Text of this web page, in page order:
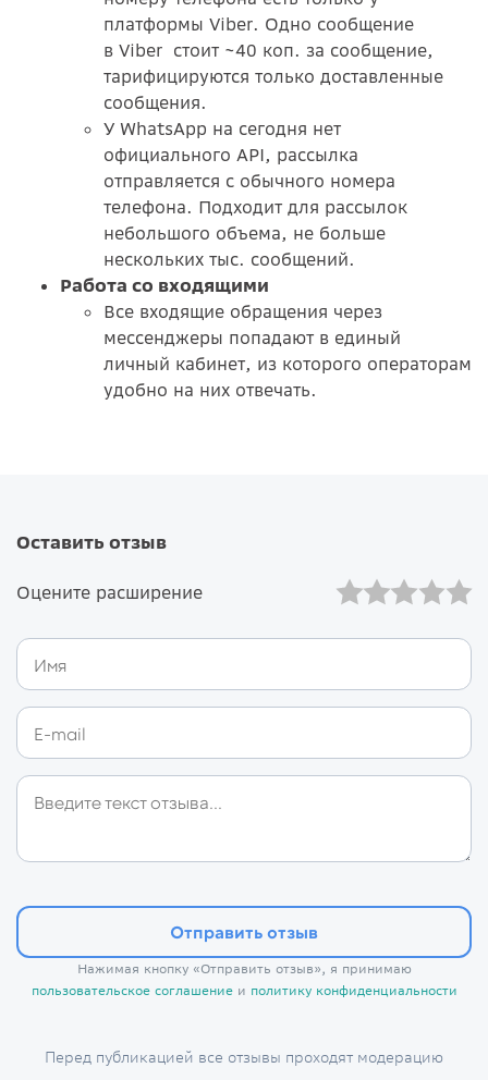
платформы Viber. Одно сообщение
в Viber стоит ~40 коп. за сообщение,
тарифицируются только доставленные
сообщения.
У WhatsApp на сегодня нет
официального API, рассылка
отправляется с обычного номера
телефона. Подходит для рассылок
небольшого объема, не больше
нескольких тыс. сообщений.
Работа со входящими
Все входящие обращения через
мессенджеры попадают в единый
личный кабинет, из которого операторам
удобно на них отвечать.
Оставить отзыв
Оцените расширение
Отправить отзыв
Нажимая кнопку «Отправить отзыв», я принимаю
пользовательское соглашениеи политику конфиденциальности
Перед публикацией все отзывы проходят модерацию